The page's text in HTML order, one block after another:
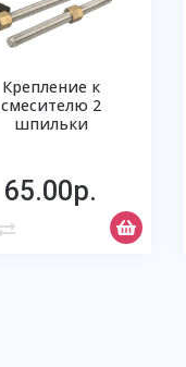
Крепление к
смесителю 2
шпильки
65.00р.